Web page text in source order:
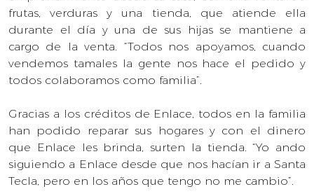
frutas, verduras y una tienda, que atiende ella
durante el día y una de sus hijas se mantiene a
cargo de la venta. “Todos nos apoyamos, cuando
vendemos tamales la gente nos hace el pedido y
todos colaboramos como familia”.
Gracias a los créditos de Enlace, todos en la familia
han podido reparar sus hogares y con el dinero
que Enlace les brinda, surten la tienda. “Yo ando
siguiendo a Enlace desde que nos hacían ir a Santa
Tecla, pero en los años que tengo no me cambio”.